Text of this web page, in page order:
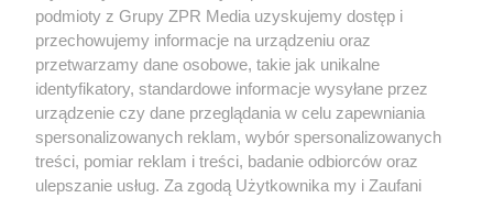
rozpowszechniany lub dalej rozpowszechniany w jakikolwiek sposób (w
tym także elektroniczny lub mechaniczny) na jakimkolwiek polu
eksploatacji w jakiejkolwiek formie, włącznie z umieszczaniem w Internecie
bez pisemnej zgody właściciela praw. Jakiekolwiek użycie lub
wykorzystanie utworów w całości lub w części z naruszeniem prawa, tzn.
bez właściwej zgody, jest zabronione pod groźbą kary i może być ścigane
prawnie.
podmioty z Grupy ZPR Media uzyskujemy dostęp i
przechowujemy informacje na urządzeniu oraz
przetwarzamy dane osobowe, takie jak unikalne
identyfikatory, standardowe informacje wysyłane przez
urządzenie czy dane przeglądania w celu zapewniania
spersonalizowanych reklam, wybór spersonalizowanych
treści, pomiar reklam i treści, badanie odbiorców oraz
ulepszanie usług. Za zgodą Użytkownika my i Zaufani